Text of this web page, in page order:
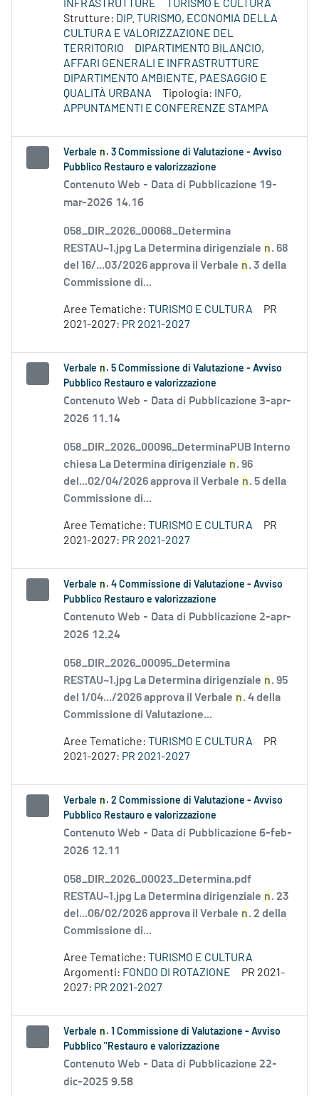
INFRASTRUTTURE
TURISMO E CULTURA
Strutture: DIP. TURISMO, ECONOMIA DELLA
CULTURA E VALORIZZAZIONE DEL
TERRITORIO
DIPARTIMENTO BILANCIO,
AFFARI GENERALI E INFRASTRUTTURE
DIPARTIMENTO AMBIENTE, PAESAGGIO E
QUALITÀ URBANA
Tipologia:
INFO,
APPUNTAMENTI E CONFERENZE STAMPA
Verbale n . 3 Commissione di Valutazione - Avviso
Pubblico Restauro e valorizzazione
Contenuto Web - Data di Pubblicazione 19-
mar-2026 14.16
058_DIR_2026_00068_Determina
RESTAU~1.jpg La Determina dirigenziale n. 68
del 16/...03/2026 approva il Verbale n. 3 della
Commissione di...
Aree Tematiche: TURISMO E CULTURA
PR
2021-2027: PR 2021-2027
Verbale n . 5 Commissione di Valutazione - Avviso
Pubblico Restauro e valorizzazione
Contenuto Web - Data di Pubblicazione 3-apr-
2026 11.14
058_DIR_2026_00096_DeterminaPUB Interno
chiesa La Determina dirigenziale n. 96
del...02/04/2026 approva il Verbale n. 5 della
Commissione di...
Aree Tematiche: TURISMO E CULTURA
PR
2021-2027: PR 2021-2027
Verbale n . 4 Commissione di Valutazione - Avviso
Pubblico Restauro e valorizzazione
Contenuto Web - Data di Pubblicazione 2-apr-
2026 12.24
058_DIR_2026_00095_Determina
RESTAU~1.jpg La Determina dirigenziale n. 95
del 1/04.../2026 approva il Verbale n. 4 della
Commissione di Valutazione...
Aree Tematiche: TURISMO E CULTURA
PR
2021-2027: PR 2021-2027
Verbale n . 2 Commissione di Valutazione - Avviso
Pubblico Restauro e valorizzazione
Contenuto Web - Data di Pubblicazione 6-feb-
2026 12.11
058_DIR_2026_00023_Determina.pdf
RESTAU~1.jpg La Determina dirigenziale n. 23
del...06/02/2026 approva il Verbale n. 2 della
Commissione di...
Aree Tematiche: TURISMO E CULTURA
Argomenti: FONDO DI ROTAZIONE
PR 2021-
2027: PR 2021-2027
Verbale n . 1 Commissione di Valutazione - Avviso
Pubblico "Restauro e valorizzazione
Contenuto Web - Data di Pubblicazione 22-
dic-2025 9.58